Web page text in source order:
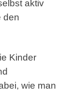
aktiv
den
Kinder
wie man